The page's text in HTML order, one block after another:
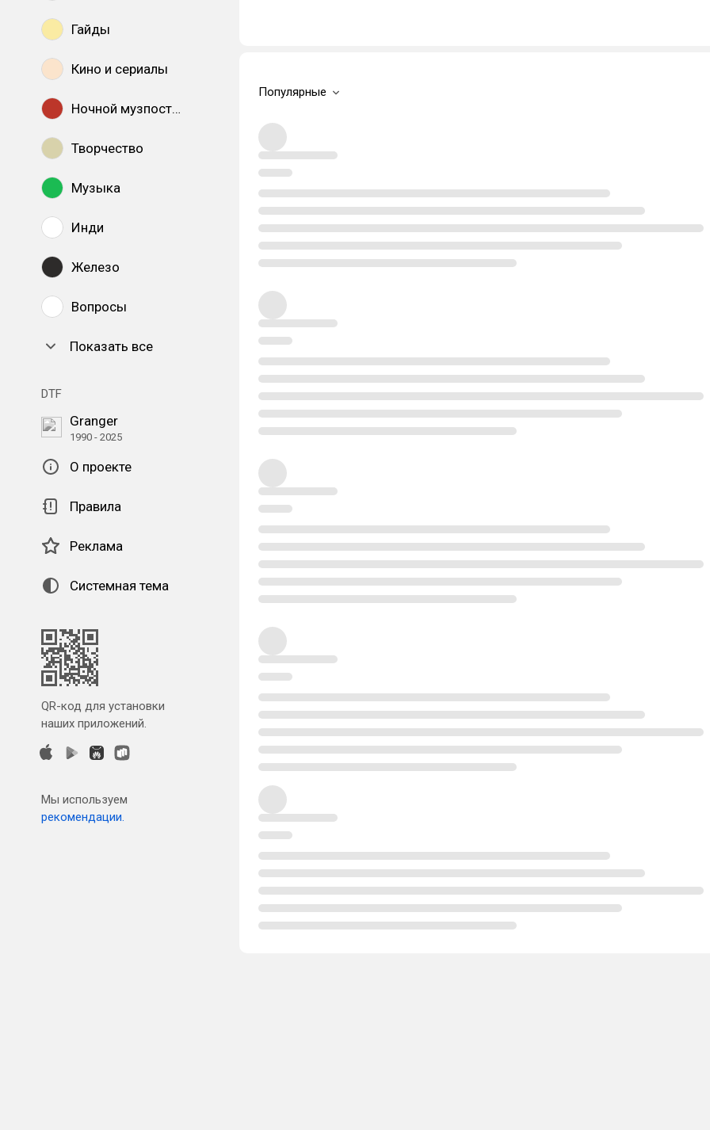
Гайды
Кино и сериалы
Ночной музпостинг
Творчество
Музыка
Инди
Железо
Вопросы
Показать все
DTF
Granger
1990 - 2025
О проекте
Правила
Реклама
Системная тема
QR-код для установки
наших приложений.
Мы используем
рекомендации.
Популярные